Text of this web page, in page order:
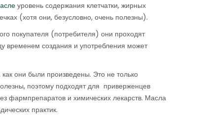
уровень содержания клетчатки, жирных
(хотя они, безусловно, очень полезны).
покупателя (потребителя) они проходят
временем создания и употребления может
они были произведены. Это не только
поэтому подходят для приверженцев
фармпрепаратов и химических лекарств. Масла
практик.